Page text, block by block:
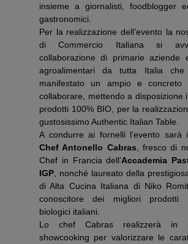
insieme a giornalisti, foodblogger
gastronomici.
Per la realizzazione dell’evento la
di Commercio Italiana si
collaborazione di primarie aziende
agroalimentari da tutta Italia
manifestato un ampio e concreto
collaborare, mettendo a disposizione
prodotti 100% BIO, per la
gustosissimo Authentic Italian Table.
A condurre ai fornelli l’evento sarà
Chef Antonello Cabras , fresco di
Chef in Francia dell’Accademia
IGP , nonché laureato della
di Alta Cucina Italiana di Niko
conoscitore dei migliori prodotti
biologici italiani.
Lo chef Cabras realizzerà in
showcooking per valorizzare le